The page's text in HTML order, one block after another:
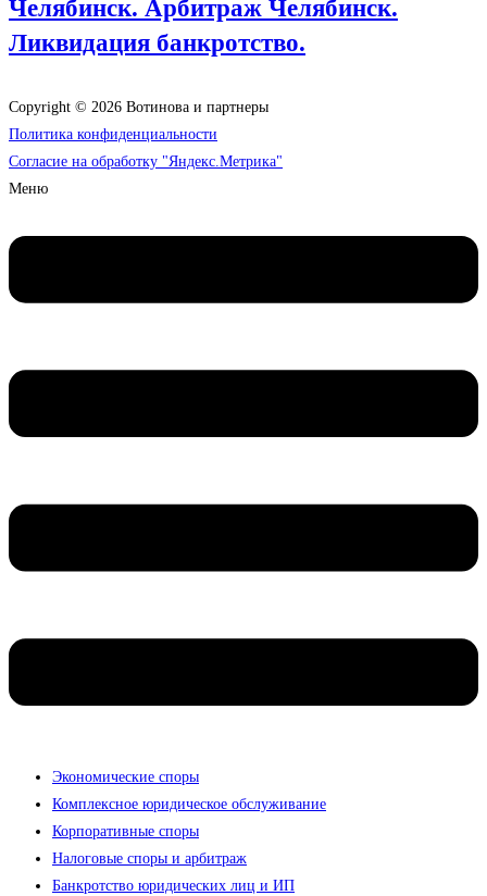
Челябинск. Арбитраж Челябинск.
Ликвидация банкротство.
Copyright © 2026 Вотинова и партнеры
Политика конфиденциальности
Согласие на обработку "Яндекс.Метрика"
Меню
Экономические споры
Комплексное юридическое обслуживание
Корпоративные споры
Налоговые споры и арбитраж
Банкротство юридических лиц и ИП